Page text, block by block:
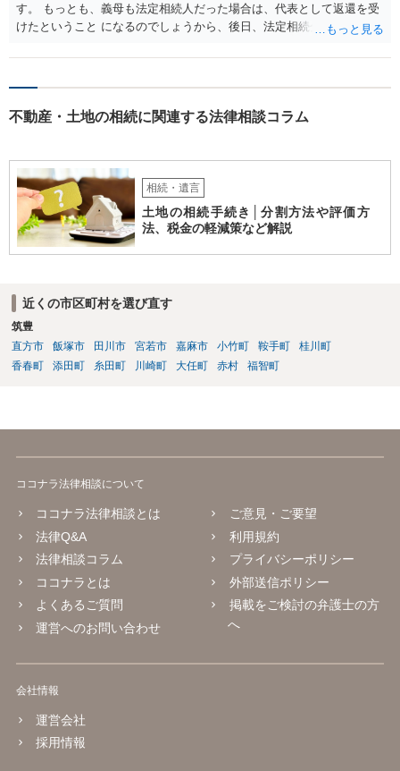
す。 もっとも、義母も法定相続人だった場合は、代表として返還を受
けたということ になるのでしょうから、後日、法定相続分に基づいて
不動産・土地の相続に関連する法律相談コラム
相続・遺言
土地の相続手続き│分割方法や評価方
法、税金の軽減策など解説
近くの市区町村を選び直す
筑豊
直方市
飯塚市 田川市 宮若市 嘉麻市 小竹町 鞍手町
桂川町
香春町
添田町 糸田町 川崎町 大任町 赤村 福智町
ココナラ法律相談について
ココナラ法律相談とは
法律Q&A
法律相談コラム
ココナラとは
よくあるご質問
運営へのお問い合わせ
ご意見・ご要望
利用規約
プライバシーポリシー
外部送信ポリシー
掲載をご検討の弁護士の方
へ
会社情報
運営会社
採用情報